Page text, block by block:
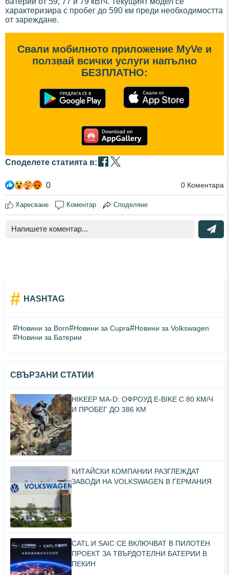
характеризира с пробег до 590 км преди необходимостта
от зареждане.
Свали мобилното приложение MyVe и
ползвай всички услуги напълно
БЕЗПЛАТНО:
Споделете статията в:
0 0 Коментара
Харесване Коментар Споделяне
# HASHTAG
#Новини за Born#Новини за Cupra#Новини за Volkswagen
#Новини за Батерии
СВЪРЗАНИ СТАТИИ
HIKEEP MA-D: ОФРОУД E-BIKE С 80 КМ/Ч
И ПРОБЕГ ДО 386 КМ
КИТАЙСКИ КОМПАНИИ РАЗГЛЕЖДАТ
ЗАВОДИ НА VOLKSWAGEN В ГЕРМАНИЯ
CATL И SAIC СЕ ВКЛЮЧВАТ В ПИЛОТЕН
ПРОЕКТ ЗА ТВЪРДОТЕЛНИ БАТЕРИИ В
ПЕКИН